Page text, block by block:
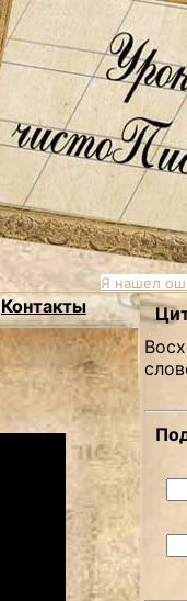
Я нашел
Контакты